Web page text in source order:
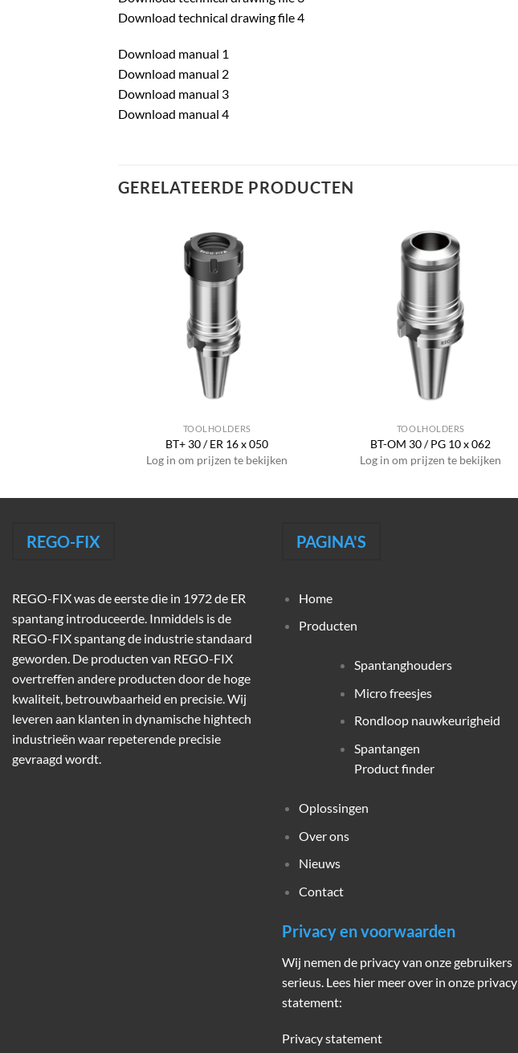
Download technical drawing file 4
Download manual 1
Download manual 2
Download manual 3
Download manual 4
GERELATEERDE PRODUCTEN
TOOLHOLDERS
BT+ 30 / ER 16 x 050
Log in om prijzen te bekijken
TOOLHOLDERS
BT-OM 30 / PG 10 x 062
Log in om prijzen te bekijken
REGO-FIX
REGO-FIX was de eerste die in 1972 de ER
spantang introduceerde. Inmiddels is de
REGO-FIX spantang de industrie standaard
geworden. De producten van REGO-FIX
overtreffen andere producten door de hoge
kwaliteit, betrouwbaarheid en precisie. Wij
leveren aan klanten in dynamische hightech
industrieën waar repeterende precisie
gevraagd wordt.
PAGINA'S
Home
Producten
Spantanghouders
Micro freesjes
Rondloop nauwkeurigheid
Spantangen
Product finder
Oplossingen
Over ons
Nieuws
Contact
Privacy en voorwaarden
Wij nemen de privacy van onze gebruikers
serieus. Lees hier meer over in onze privacy
statement:
Privacy statement